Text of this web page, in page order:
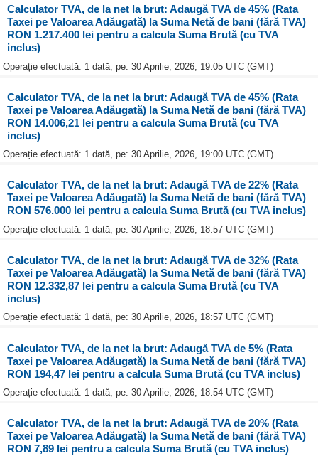
Calculator TVA, de la net la brut: Adaugă TVA de 45% (Rata
Taxei pe Valoarea Adăugată) la Suma Netă de bani (fără TVA)
RON 1.217.400 lei pentru a calcula Suma Brută (cu TVA
inclus)
Operație efectuată: 1 dată, pe: 30 Aprilie, 2026, 19:05 UTC (GMT)
Calculator TVA, de la net la brut: Adaugă TVA de 45% (Rata
Taxei pe Valoarea Adăugată) la Suma Netă de bani (fără TVA)
RON 14.006,21 lei pentru a calcula Suma Brută (cu TVA
inclus)
Operație efectuată: 1 dată, pe: 30 Aprilie, 2026, 19:00 UTC (GMT)
Calculator TVA, de la net la brut: Adaugă TVA de 22% (Rata
Taxei pe Valoarea Adăugată) la Suma Netă de bani (fără TVA)
RON 576.000 lei pentru a calcula Suma Brută (cu TVA inclus)
Operație efectuată: 1 dată, pe: 30 Aprilie, 2026, 18:57 UTC (GMT)
Calculator TVA, de la net la brut: Adaugă TVA de 32% (Rata
Taxei pe Valoarea Adăugată) la Suma Netă de bani (fără TVA)
RON 12.332,87 lei pentru a calcula Suma Brută (cu TVA
inclus)
Operație efectuată: 1 dată, pe: 30 Aprilie, 2026, 18:57 UTC (GMT)
Calculator TVA, de la net la brut: Adaugă TVA de 5% (Rata
Taxei pe Valoarea Adăugată) la Suma Netă de bani (fără TVA)
RON 194,47 lei pentru a calcula Suma Brută (cu TVA inclus)
Operație efectuată: 1 dată, pe: 30 Aprilie, 2026, 18:54 UTC (GMT)
Calculator TVA, de la net la brut: Adaugă TVA de 20% (Rata
Taxei pe Valoarea Adăugată) la Suma Netă de bani (fără TVA)
RON 7,89 lei pentru a calcula Suma Brută (cu TVA inclus)